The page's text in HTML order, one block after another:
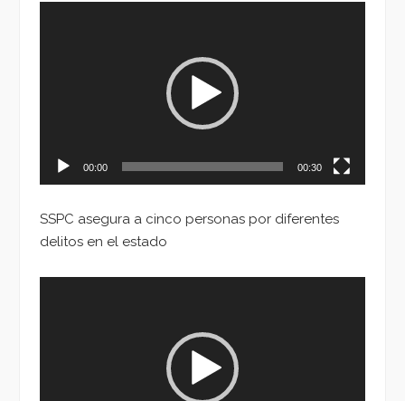
00:00 00:30
SSPC asegura a cinco personas por diferentes
delitos en el estado